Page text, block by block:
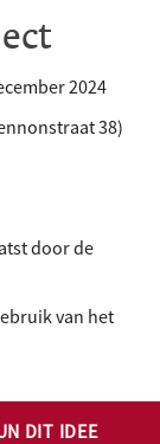
2024
38)
door de
van het
DIT IDEE